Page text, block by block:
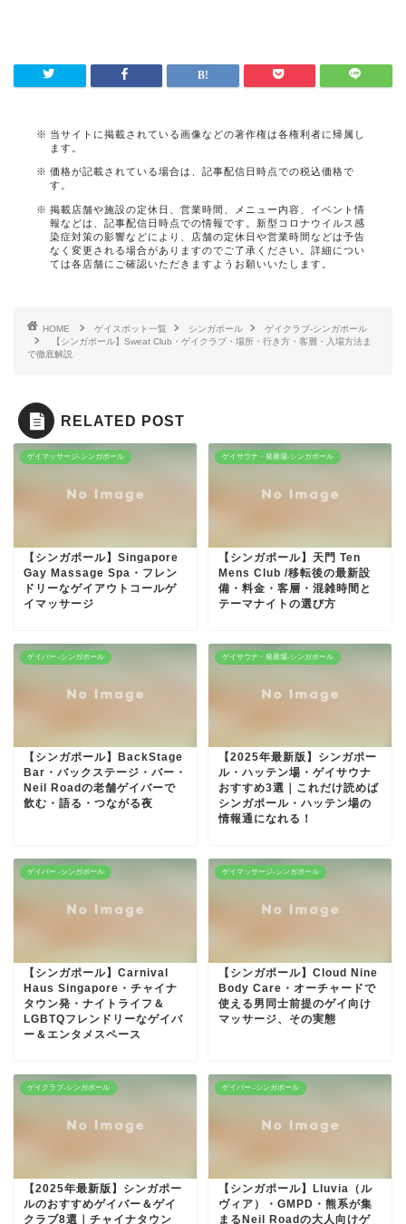
当サイトに掲載されている画像などの著作権は各権利者に帰属し
ます。
価格が記載されている場合は、記事配信日時点での税込価格で
す。
掲載店舗や施設の定休日、営業時間、メニュー内容、イベント情
報などは、記事配信日時点での情報です。新型コロナウイルス感
染症対策の影響などにより、店舗の定休日や営業時間などは予告
なく変更される場合がありますのでご了承ください。詳細につい
ては各店舗にご確認いただきますようお願いいたします。
HOME ゲイスポット一覧 シンガポール
ゲイクラブ-シンガポール
【シンガポール】Sweat Club・ゲイクラブ・場所・行き方・客層・入場方法ま
で徹底解説
RELATED POST
ゲイマッサージ-シンガポール
【シンガポール】Singapore
Gay Massage Spa・フレン
ドリーなゲイアウトコールゲ
イマッサージ
ゲイサウナ・発展場-シンガポール
【シンガポール】天門 Ten
Mens Club /移転後の最新設
備・料金・客層・混雑時間と
テーマナイトの選び方
ゲイバー -シンガポール
【シンガポール】BackStage
Bar・バックステージ・バー・
Neil Roadの老舗ゲイバーで
飲む・語る・つながる夜
ゲイサウナ・発展場-シンガポール
【2025年最新版】シンガポー
ル・ハッテン場・ゲイサウナ
おすすめ3選｜これだけ読めば
シンガポール・ハッテン場の
情報通になれる！
ゲイバー -シンガポール
【シンガポール】Carnival
Haus Singapore・チャイナ
タウン発・ナイトライフ＆
LGBTQフレンドリーなゲイバ
ー＆エンタメスペース
ゲイマッサージ-シンガポール
【シンガポール】Cloud Nine
Body Care・オーチャードで
使える男同士前提のゲイ向け
マッサージ、その実態
ゲイクラブ-シンガポール
【2025年最新版】シンガポー
ルのおすすめゲイバー＆ゲイ
クラブ8選｜チャイナタウン
ゲイバー -シンガポール
【シンガポール】Lluvia（ル
ヴィア）・GMPD・熊系が集
まるNeil Roadの大人向けゲ